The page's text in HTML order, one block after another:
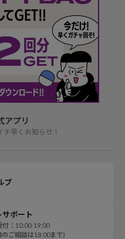
アプリ
早くお知らせ！
プ
サポート
：10:00-19:00
ご相談は18:00まで)